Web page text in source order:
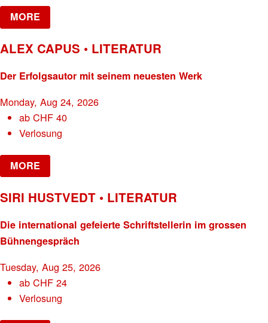
MORE
ALEX CAPUS • LITERATUR
Der Erfolgsautor mit seinem neuesten Werk
Monday, Aug 24, 2026
abCHF 40
Verlosung
MORE
SIRI HUSTVEDT • LITERATUR
Die international gefeierte Schriftstellerin im grossen
Bühnengespräch
Tuesday, Aug 25, 2026
abCHF 24
Verlosung